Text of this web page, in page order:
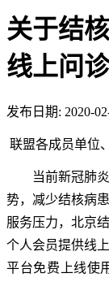
关于结
线上问
发布日期: 2020-
联盟各成员单位
当前新冠肺
势，减少结核病
服务压力，北京
个人会员提供线
平台免费上线使